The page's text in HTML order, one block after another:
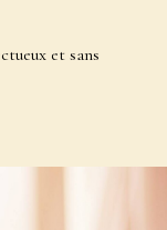
et sans